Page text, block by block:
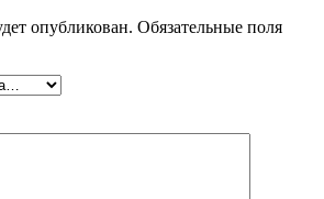
опубликован. Обязательные поля